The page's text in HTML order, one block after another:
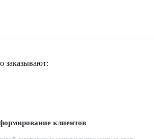
заказывают:
клиентов